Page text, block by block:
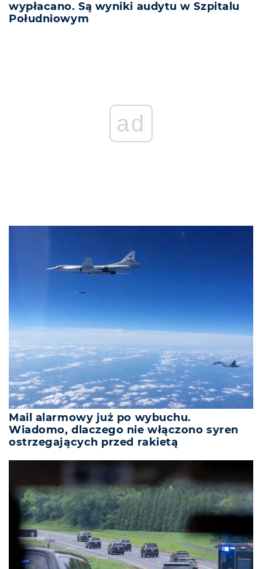
wypłacano. Są wyniki audytu w Szpitalu
Południowym
ad
Mail alarmowy już po wybuchu.
Wiadomo, dlaczego nie włączono syren
ostrzegających przed rakietą